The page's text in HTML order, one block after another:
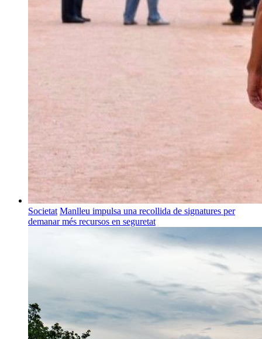
Societat Manlleu impulsa una recollida de signatures per
demanar més recursos en seguretat